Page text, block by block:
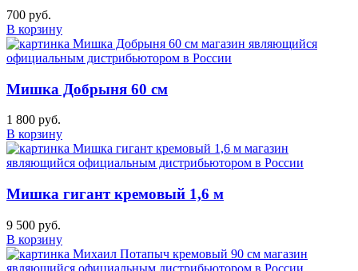
700 руб.
В корзину
Мишка Добрыня 60 см
1 800 руб.
В корзину
Мишка гигант кремовый 1,6 м
9 500 руб.
В корзину